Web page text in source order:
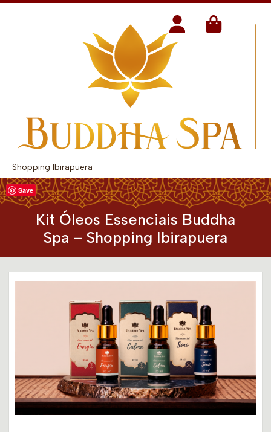
Shopping Ibirapuera
Kit Óleos Essenciais Buddha
Spa – Shopping Ibirapuera
Save